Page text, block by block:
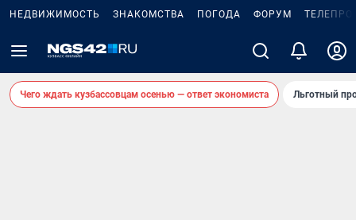
НЕДВИЖИМОСТЬ ЗНАКОМСТВА ПОГОДА ФОРУМ
Чего ждать кузбассовцам осенью — ответ экономиста Льготный